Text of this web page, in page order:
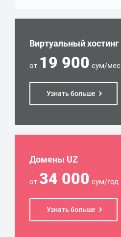
Виртуальный хостинг
от 19 900 сум/мес
Узнать больше
Домены UZ
от 34 000 сум/год
Узнать больше